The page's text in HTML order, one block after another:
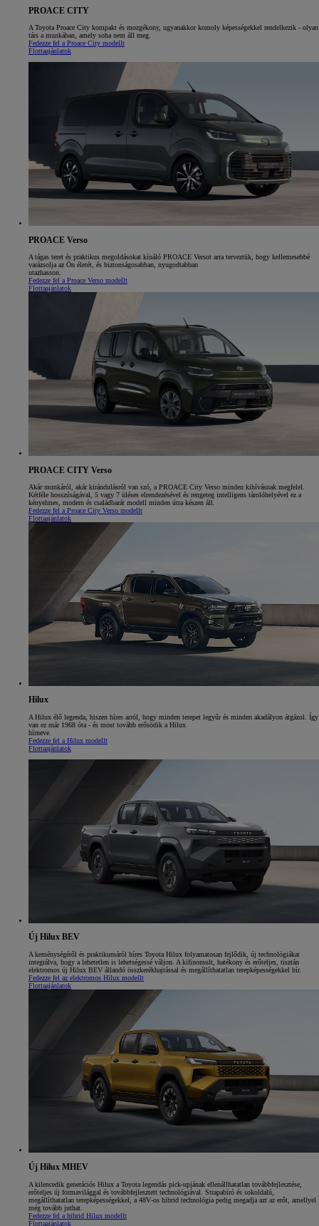
PROACE CITY
A Toyota Proace City kompakt és mozgékony, ugyanakkor komoly képességekkel rendelkezik - olyan
társ a munkában, amely soha nem áll meg.
Fedezze fel a Proace City modellt
Flottaajánlatok
PROACE Verso
A tágas teret és praktikus megoldásokat kínáló PROACE Versot arra terveztük, hogy kellemesebbé
varázsolja az Ön életét, és biztonságosabban, nyugodtabban
utazhasson.
Fedezze fel a Proace Verso modellt
Flottaajánlatok
PROACE CITY Verso
Akár munkáról, akár kirándulásról van szó, a PROACE City Verso minden kihívásnak megfelel.
Kétféle hosszúságával, 5 vagy 7 üléses elrendezésével és rengeteg intelligens tárolóhelyével ez a
kényelmes, modern és családbarát modell minden útra készen áll.
Fedezze fel a Proace City Verso modellt
Flottaajánlatok
Hilux
A Hilux élő legenda, hiszen híres arról, hogy minden terepet legyűr és minden akadályon átgázol. Így
van ez már 1968 óta - és most tovább erősödik a Hilux
hírneve.
Fedezze fel a Hilux modellt
Flottaajánlatok
Új Hilux BEV
A keménységéről és praktikumáról híres Toyota Hilux folyamatosan fejlődik, új technológiákat
integrálva, hogy a lehetetlen is lehetségessé váljon. A kifinomult, hatékony és erőteljes, tisztán
elektromos új Hilux BEV állandó összkerékhajtással és megállíthatatlan terepképességekkel bír.
Fedezze fel az elektromos Hilux modellt
Flottaajánlatok
Új Hilux MHEV
A kilencedik generációs Hilux a Toyota legendás pick‑upjának ellenállhatatlan továbbfejlesztése,
erőteljes új formavilággal és továbbfejlesztett technológiával. Strapabíró és sokoldalú,
megállíthatatlan terepképességekkel, a 48V‑os hibrid technológia pedig megadja azt az erőt, amellyel
még tovább juthat.
Fedezze fel a hibrid Hilux modellt
Flottaajánlatok